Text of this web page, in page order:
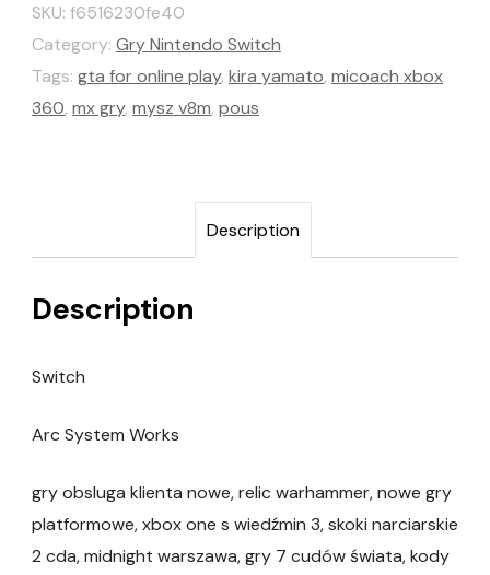
SKU: f6516230fe40
Category: Gry Nintendo Switch
Tags: gta for online play, kira yamato, micoach xbox
360, mx gry, mysz v8m, pous
Description
Description
Switch
Arc System Works
gry obsluga klienta nowe, relic warhammer, nowe gry
platformowe, xbox one s wiedźmin 3, skoki narciarskie
2 cda, midnight warszawa, gry 7 cudów świata, kody